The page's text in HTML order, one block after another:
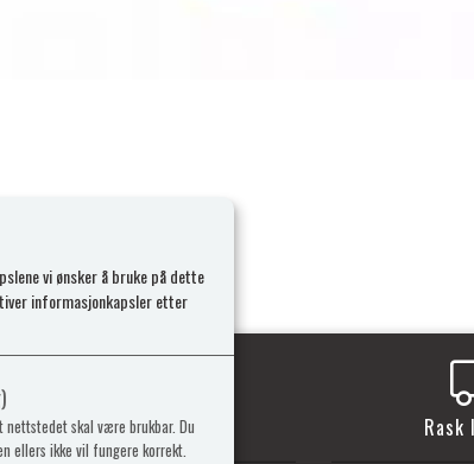
Ypperlig kvalitet Rask
vi ønsker å bruke på dette
informasjonkapsler etter
skal være brukbar. Du
ellers ikke vil fungere korrekt.